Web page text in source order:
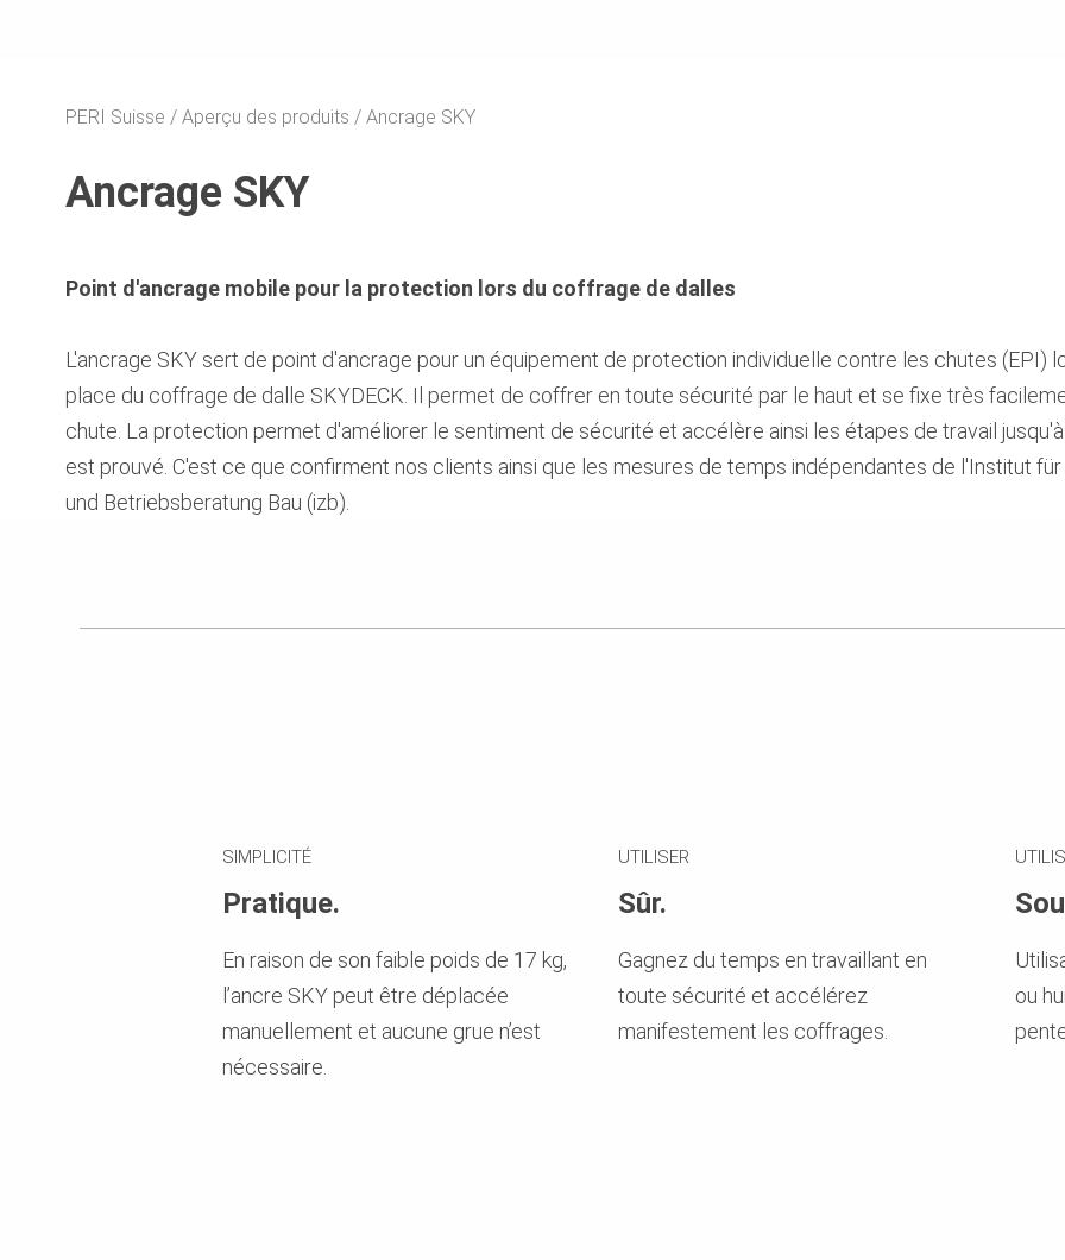
PERI Suisse Aperçu des produits Ancrage SKY
Ancrage SKY
Point d'ancrage mobile pour la protection lors du coffrage de dalles
L'ancrage SKY sert de point d'ancrage pour un équipement de protection individuelle contre les chutes (EPI)
place du coffrage de dalle SKYDECK. Il permet de coffrer en toute sécurité par le haut et se fixe très
chute. La protection permet d'améliorer le sentiment de sécurité et accélère ainsi les étapes de travail
est prouvé. C'est ce que confirment nos clients ainsi que les mesures de temps indépendantes de l'Institut
und Betriebsberatung Bau (izb).
SIMPLICITÉ
Pratique.
En raison de son faible poids de 17 kg,
l’ancre SKY peut être déplacée
manuellement et aucune grue n’est
nécessaire.
UTILISER
Sûr.
Gagnez du temps en travaillant en
toute sécurité et accélérez
manifestement les coffrages.
ou